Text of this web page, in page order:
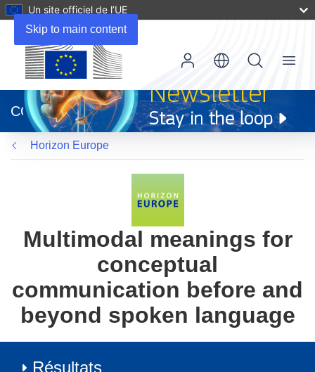
Skip to main content
Un site officiel de l’UE
dans
une
nouvelle
fenêtre)
CORDIS
Menu
Horizon Europe
Multimodal meanings for
conceptual
communication before and
beyond spoken language
Résultats